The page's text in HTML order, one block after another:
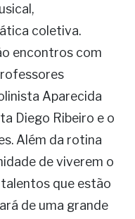
coletiva.
encontros com
Aparecida
Diego Ribeiro e o
Além da rotina
de viverem o
que estão
de uma grande